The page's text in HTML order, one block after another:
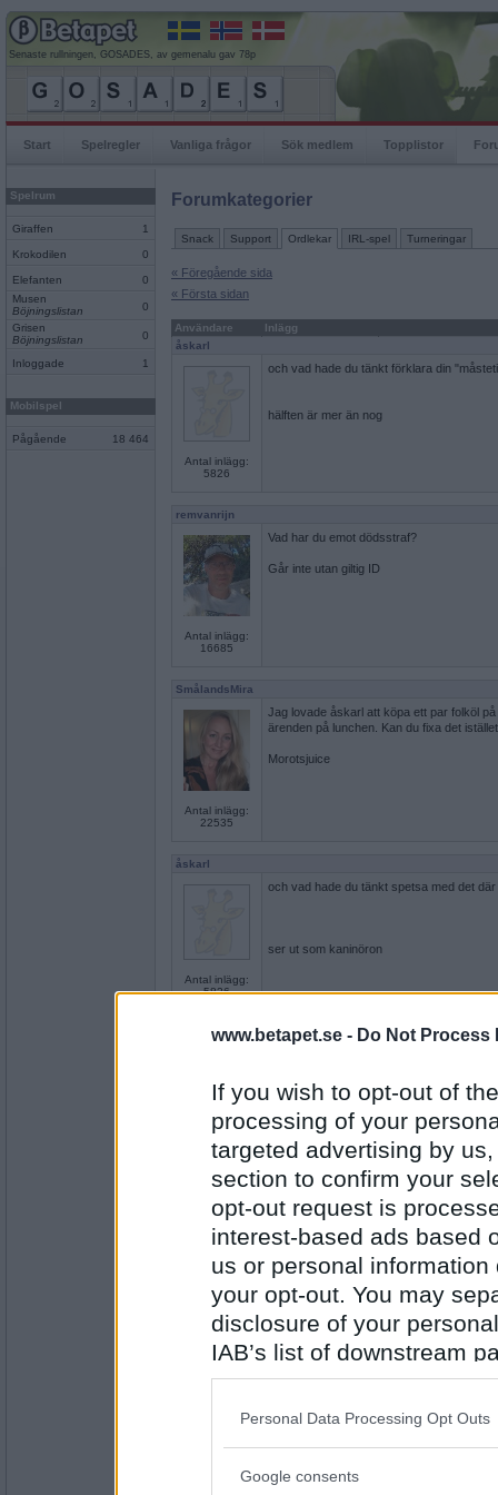
www.betapet.se - Do Not Process
If you wish to opt-out of
processing of your
targeted advertising by
section to confirm your
opt-out request is
interest-based ads based
us or personal
your opt-out. You may
disclosure of your
IAB’s list of downstream
also be disclosed by us
Downstream Participants
Please note that this
Personal Data Processing Opt Outs
Google consents
Senaste rullningen, GOSADES, av gemenalu gav 78p
Start Spelregler Vanliga frågor Sök medlem Topplistor
Spelrum
Giraffen 1
Krokodilen 0
Elefanten
0
Musen
Böjningslistan
0
Grisen
Böjningslistan
0
Inloggade 1
Mobilspel
Pågående 18 464
Forumkategorier
Snack Support Ordlekar IRL-spel Turneringar
« Föregående sida
« Första sidan
Användare
Inlägg
åskarl
Antal inlägg:
5826
och vad hade du tänkt förklara din
hälften är mer än nog
remvanrijn
Antal inlägg:
16685
Vad har du emot dödsstraf?
Går inte utan giltig ID
SmålandsMira
Antal inlägg:
22535
Jag lovade åskarl att köpa ett par folköl
ärenden på lunchen. Kan du fixa det
Morotsjuice
åskarl
Antal inlägg:
5826
och vad hade du tänkt spetsa med det
ser ut som kaninöron
Antal inlägg:
En gång är ingen gång
Antal inlägg:
Så du blev kvar över natten hemma hos
Nu och för alltid
SmålandsMira